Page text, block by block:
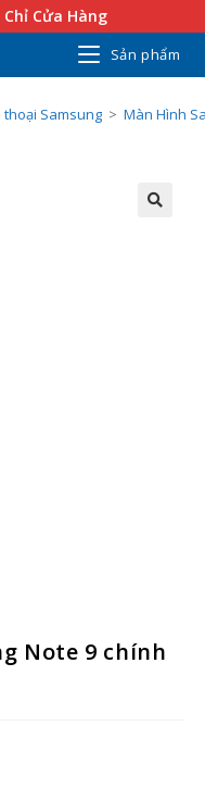
Cửa Hàng
Sản phẩm
thoại Samsung > Màn Hình
Note 9 chính